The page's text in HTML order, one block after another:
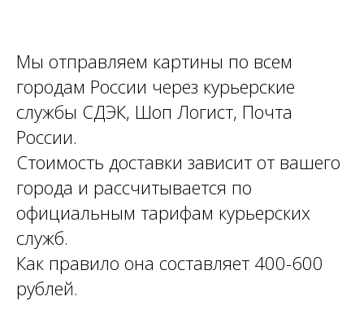
Мы отправляем картины по всем
городам России через курьерские
службы СДЭК, Шоп Логист, Почта
России.
Стоимость доставки зависит от вашего
города и рассчитывается по
официальным тарифам курьерских
служб.
Как правило она составляет 400-600
рублей.